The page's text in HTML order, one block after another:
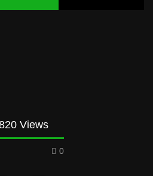
Views
0